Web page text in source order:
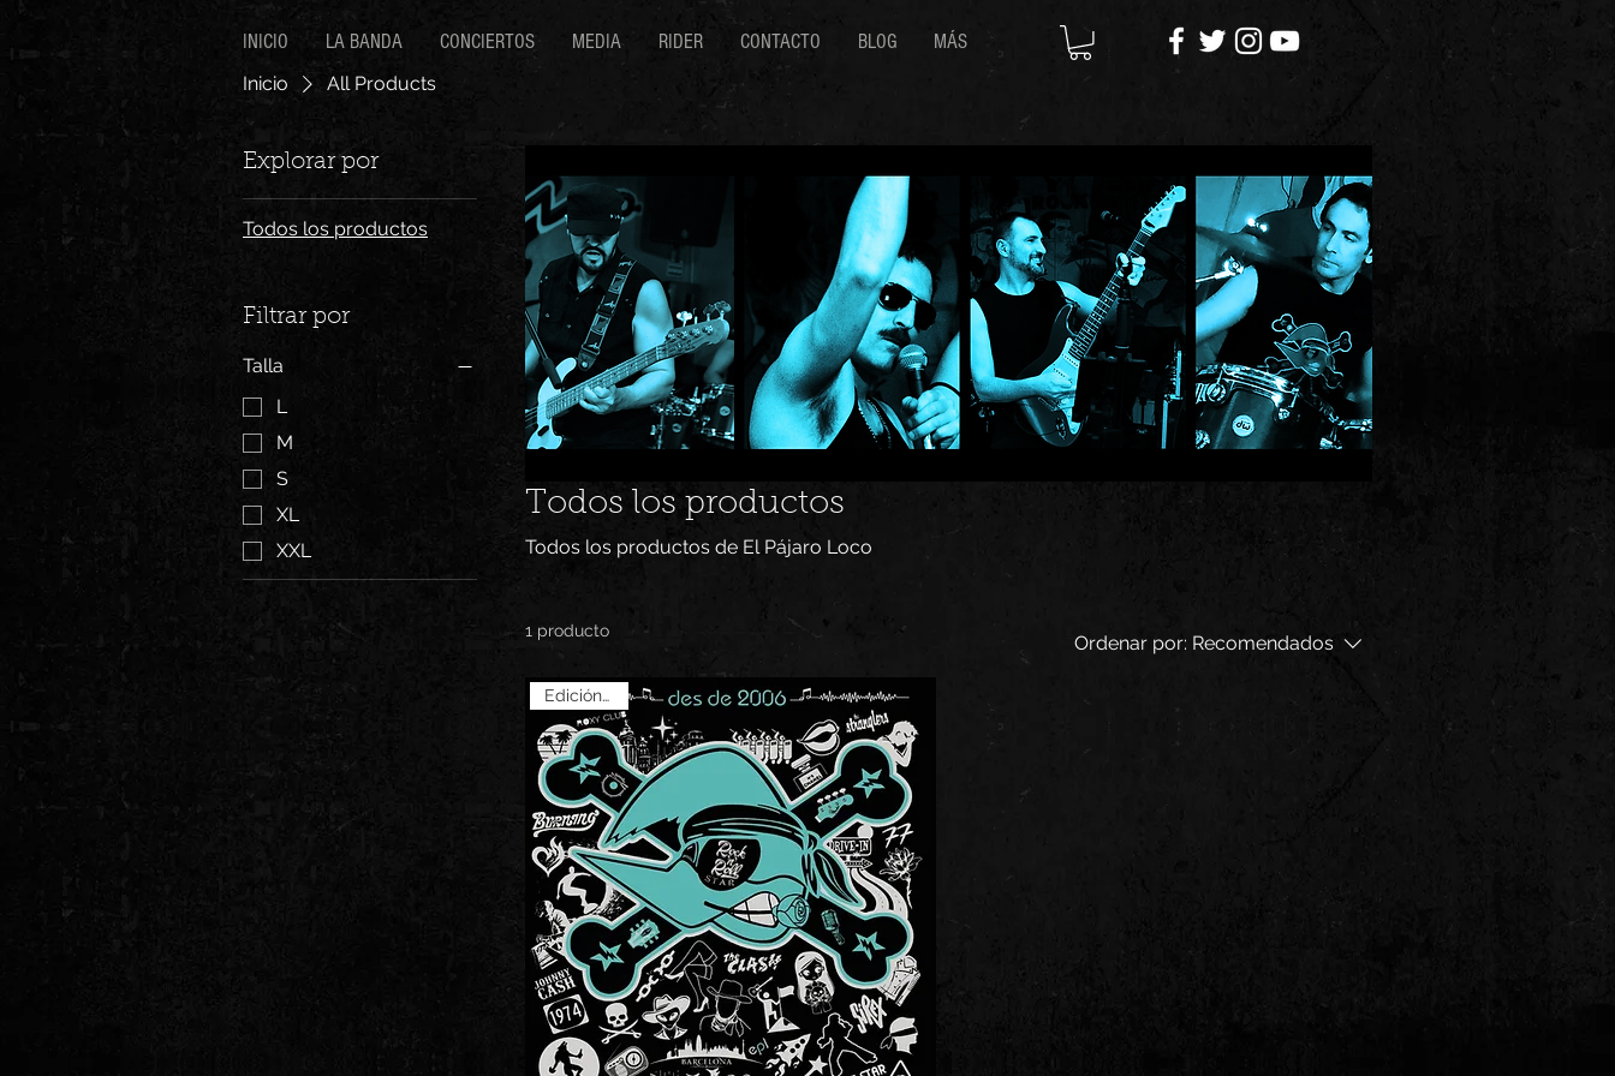
INICIO LA BANDA CONCIERTOS MEDIA RIDER CONTACTO BLOG
MÁS
Inicio
All Products
Explorar por
Todos los productos
Filtrar por
Talla
L
M
S
XL
XXL
Todos los productos
Todos los productos de El Pájaro Loco
1 producto
Ordenar por: Recomendados
Edición 2025